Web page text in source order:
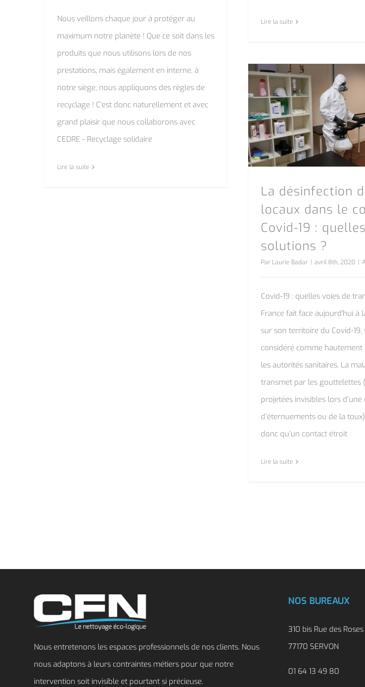
Lire la suite
Nous veillons chaque jour à protéger au
maximum notre planète ! Que ce soit dans les
produits que nous utilisons lors de nos
prestations, mais également en interne, à
notre siège, nous appliquons des règles de
recyclage ! C'est donc naturellement et avec
grand plaisir que nous collaborons avec
CEDRE - Recyclage solidaire
Lire la suite
La désinfection
locaux dans le
Covid-19 : quelles
solutions ?
Par Laurie Badar | avril 8th, 2020 |
Covid-19 : quelles voies de
France fait face aujourd'hui à
sur son territoire du Covid-
considéré comme hautement
les autorités sanitaires. La
transmet par les gouttelettes
projetées invisibles lors d’une
d’éternuements ou de la
donc qu’un contact étroit
Lire la suite
Nous entretenons les espaces professionnels de nos clients. Nous
nous adaptons à leurs contraintes métiers pour que notre
intervention soit invisible et pourtant si précieuse.
NOS BUREAUX
310 bis Rue des Roses
77170 SERVON
01 64 13 49 80